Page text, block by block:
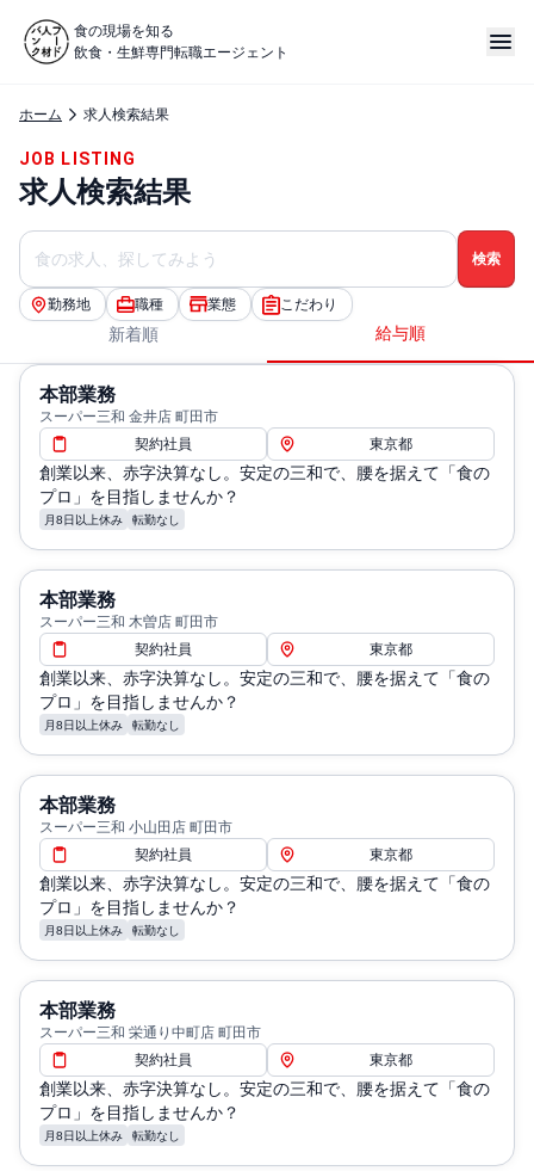
食の現場を知る
飲食・生鮮専門転職エージェント
ホーム 求人検索結果
JOB LISTING
求人検索結果
勤務地 職種 業態 こだわり
新着順 給与順
本部業務
スーパー三和 金井店 町田市
契約社員
東京都
創業以来、赤字決算なし。安定の三和で、腰を据えて「食の
プロ」を目指しませんか？
月8日以上休み 転勤なし
本部業務
スーパー三和 木曽店 町田市
契約社員
東京都
創業以来、赤字決算なし。安定の三和で、腰を据えて「食の
プロ」を目指しませんか？
月8日以上休み 転勤なし
本部業務
スーパー三和 小山田店 町田市
契約社員
東京都
創業以来、赤字決算なし。安定の三和で、腰を据えて「食の
プロ」を目指しませんか？
月8日以上休み 転勤なし
本部業務
スーパー三和 栄通り中町店 町田市
契約社員
東京都
創業以来、赤字決算なし。安定の三和で、腰を据えて「食の
プロ」を目指しませんか？
月8日以上休み 転勤なし